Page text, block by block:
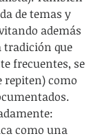
de temas y
además
tradición que
frecuentes, se
repiten) como
como una